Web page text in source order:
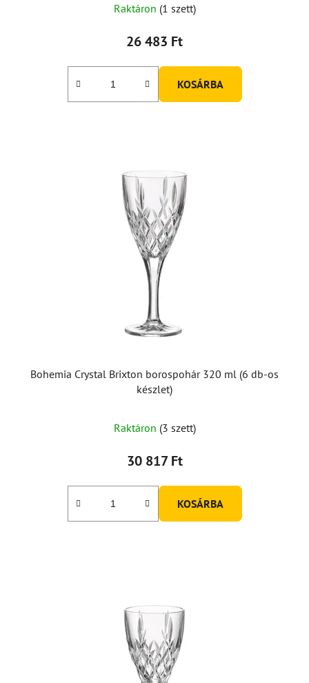
Raktáron (1 szett)
26 483 Ft
KOSÁRBA
Bohemia Crystal Brixton borospohár 320 ml (6 db-os
készlet)
Raktáron (3 szett)
30 817 Ft
KOSÁRBA